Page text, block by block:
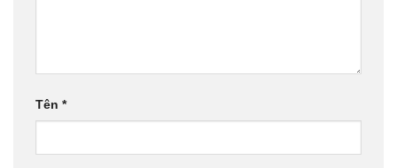
Tên *